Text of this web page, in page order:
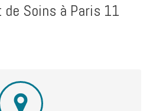
Soins à Paris 11